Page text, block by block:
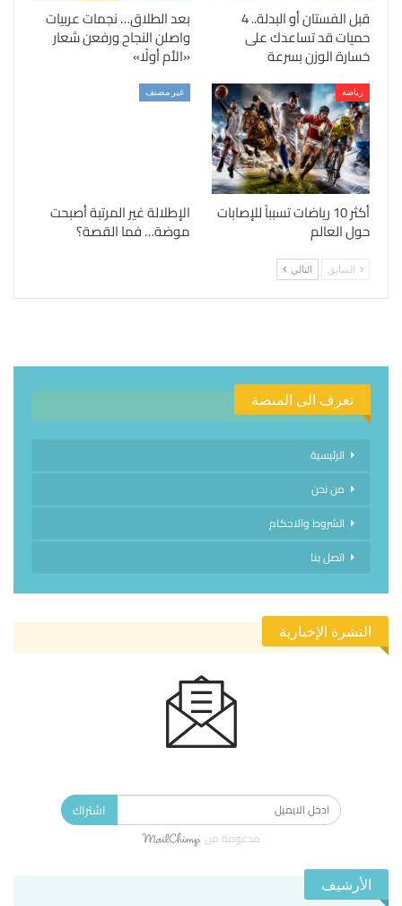
قبل الفستان أو البدلة.. 4
حميات قد تساعدك على
خسارة الوزن بسرعة
بعد الطلاق… نجمات عربيات
واصلن النجاح ورفعن شعار
«الأم أولًا»
رياضة
أكثر 10 رياضات تسبباً للإصابات
حول العالم
غير مصنف
الإطلالة غير المرتبة أصبحت
موضة… فما القصة؟
السابق التالي
تعرف الى المنصة
الرئيسية
من نحن
الشروط والاحكام
اتصل بنا
النشرة الإخبارية
اشتراك
مدعومة من
الأرشيف